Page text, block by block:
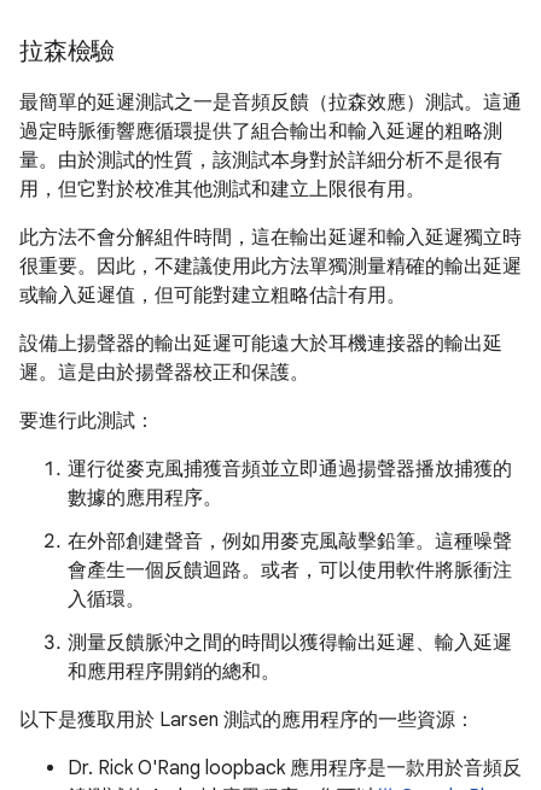
拉森檢驗
最簡單的延遲測試之一是音頻反饋（拉森效應）測試。這通
過定時脈衝響應循環提供了組合輸出和輸入延遲的粗略測
量。由於測試的性質，該測試本身對於詳細分析不是很有
用，但它對於校准其他測試和建立上限很有用。
此方法不會分解組件時間，這在輸出延遲和輸入延遲獨立時
很重要。因此，不建議使用此方法單獨測量精確的輸出延遲
或輸入延遲值，但可能對建立粗略估計有用。
設備上揚聲器的輸出延遲可能遠大於耳機連接器的輸出延
遲。這是由於揚聲器校正和保護。
要進行此測試：
運行從麥克風捕獲音頻並立即通過揚聲器播放捕獲的
數據的應用程序。
在外部創建聲音，例如用麥克風敲擊鉛筆。這種噪聲
會產生一個反饋迴路。或者，可以使用軟件將脈衝注
入循環。
測量反饋脈沖之間的時間以獲得輸出延遲、輸入延遲
和應用程序開銷的總和。
以下是獲取用於 Larsen 測試的應用程序的一些資源：
Dr. Rick O'Rang loopback 應用程序是一款用於音頻反